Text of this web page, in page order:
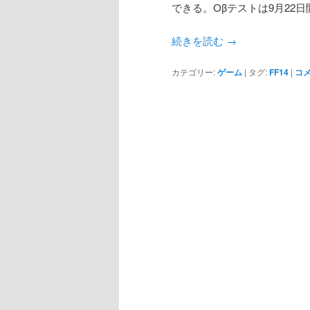
できる。Oβテストは9月22日
続きを読む →
カテゴリー:ゲーム | タグ:FF14 | コ